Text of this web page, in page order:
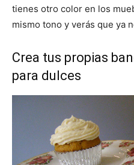
tienes otro color en los
mismo tono y verás que ya
Crea tus propias
para dulces